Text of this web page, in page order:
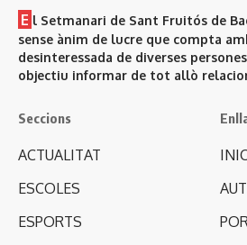
E l Setmanari de Sant Fruitós de
sense ànim de lucre que compta
desinteressada de diverses
objectiu informar de tot allò
Seccions
ACTUALITAT
ESCOLES
ESPORTS